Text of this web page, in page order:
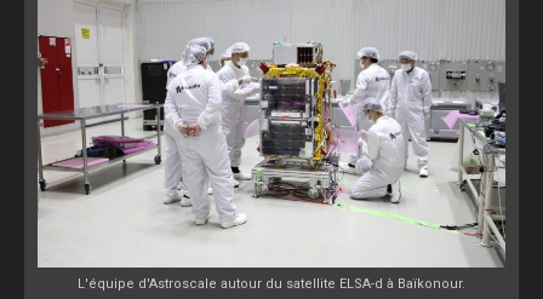
L'équipe d'Astroscale autour du satellite ELSA-d à Baïkonour.